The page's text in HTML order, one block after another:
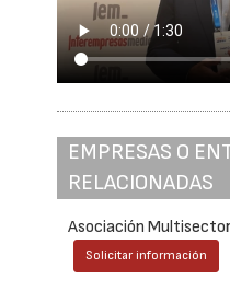
EMPRESAS O
RELACIONADAS
Asociación
Solicitar información